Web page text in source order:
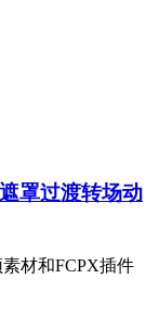
罩过渡转场动
材和FCPX插件